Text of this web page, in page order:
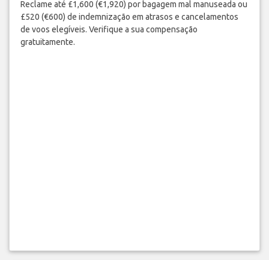
Reclame até £1,600 (€1,920) por bagagem mal manuseada ou
£520 (€600) de indemnização em atrasos e cancelamentos
de voos elegíveis. Verifique a sua compensação
gratuitamente.